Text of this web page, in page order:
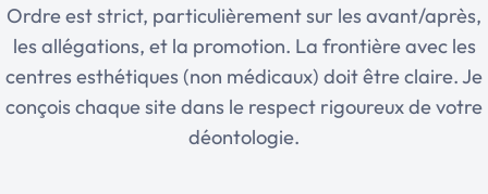
Ordre est strict, particulièrement sur les avant/après,
les allégations, et la promotion. La frontière avec les
centres esthétiques (non médicaux) doit être claire. Je
conçois chaque site dans le respect rigoureux de votre
déontologie.